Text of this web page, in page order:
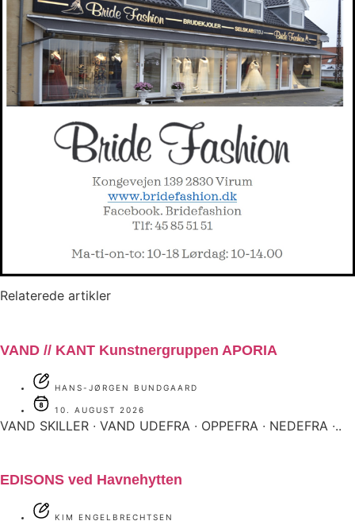
Relaterede artikler
VAND // KANT Kunstnergruppen APORIA
HANS-JØRGEN BUNDGAARD
10. AUGUST 2026
VAND SKILLER ∙ VAND UDEFRA ∙ OPPEFRA ∙ NEDEFRA ∙..
EDISONS ved Havnehytten
KIM ENGELBRECHTSEN